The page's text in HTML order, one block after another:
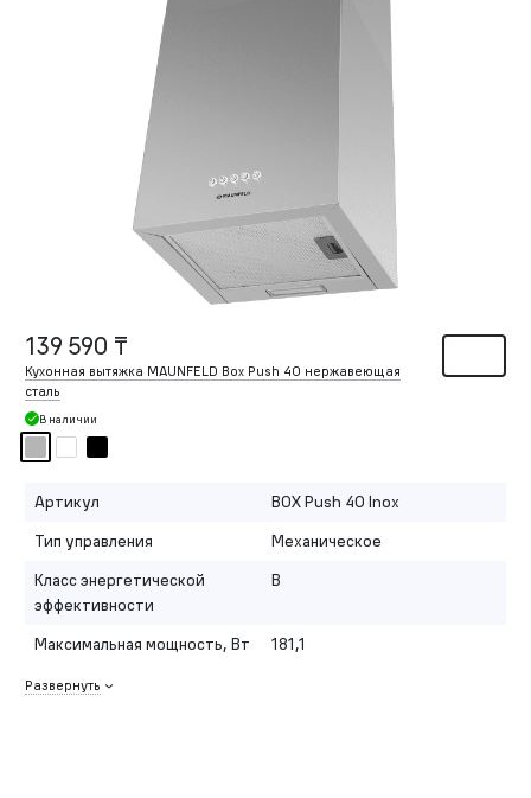
139 590 ₸
Кухонная вытяжка MAUNFELD Box Push 40 нержавеющая
сталь
В наличии
Артикул
BOX Push 40 Inox
Тип управления
Механическое
Класс энергетической
эффективности
B
Максимальная мощность, Вт 181,1
Развернуть